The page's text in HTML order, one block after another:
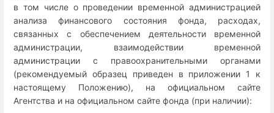
в том числе о проведении временной администрацией
анализа финансового состояния фонда, расходах,
связанных с обеспечением деятельности временной
администрации, взаимодействии временной
администрации с правоохранительными органами
(рекомендуемый образец приведен в приложении 1 к
настоящему Положению), на официальном сайте
Агентства и на официальном сайте фонда (при наличии):